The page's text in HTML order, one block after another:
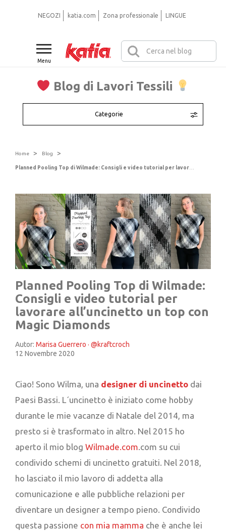
Menu
Blog di Lavori Tessili
Categorie
NEGOZI katia.com Zona professionale LINGUE
Home > Blog >
Planned Pooling Top di Wilmade:
Consigli e video tutorial per
lavorare all’uncinetto un top con
Magic Diamonds
Autor: Marisa Guerrero · @kraftcroch
12 Novembre 2020
Ciao! Sono Wilma, una designer di uncinetto dai
Paesi Bassi. L´uncinetto è iniziato come hobby
durante le mie vacanze di Natale del 2014, ma
presto si è trasformato in altro. Nel 2015 ho
aperto il mio blog Wilmade.com.com su cui
condivido schemi di uncinetto gratuiti. Nel 2018,
ho lasciato il mio lavoro di addetta alla
comunicazione e alle pubbliche relazioni per
diventare un designer a tempo pieno. Condivido
questa passione con mia mamma che è anche lei